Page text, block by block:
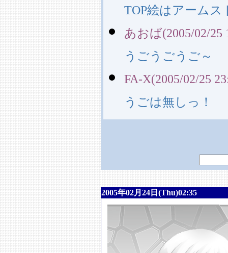
TOP絵はアーム
あおば(2005/02/25
うごうごうご～
FA-X(2005/02/25
うごは無しっ！
2005年02月24日(Thu)02:35